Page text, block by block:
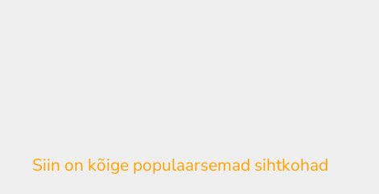
Siin on kõige populaarsemad sihtkohad